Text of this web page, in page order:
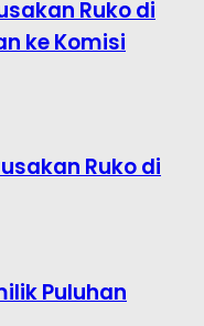
Ruko di
ke Komisi
Ruko di
Puluhan